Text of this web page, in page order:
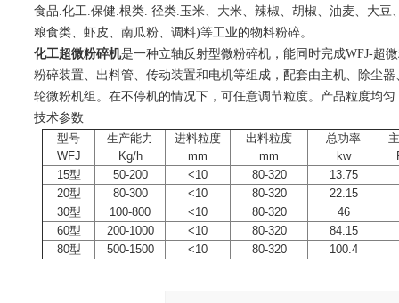
食品.化工.保健.根类. 径类.玉米、大米、辣椒、胡椒、油麦、大
粮食类、虾皮、南瓜粉、调料)等工业的物料粉碎。
化工超微粉碎机是一种立轴反射型微粉碎机，能同时完成WFJ-超
粉碎装置、出料管、传动装置和电机等组成，配套由主机、除尘
轮微粉机组。在不停机的情况下，可任意调节粒度。产品粒度均
技术参数
型号
WFJ
生产能力
Kg/h
进料粒度
mm
出料粒度
mm
总功率
kw
15型
50-200 <10 80-320
13.75
20型
80-300 <10 80-320
22.15
30型
100-800 <10 80-320
46
60型
200-1000 <10 80-320
84.15
80型
500-1500 <10 80-320 100.4